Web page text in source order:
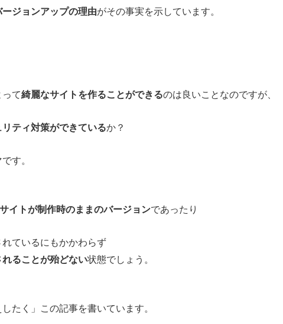
ジョンアップの理由がその事実を示しています。
て綺麗なサイトを作ることができるのは良いことなのですが、
ティ対策ができているか？
す。
イトが制作時のままのバージョンであったり
ているにもかかわらず
ることが殆どない状態でしょう。
たく」この記事を書いています。